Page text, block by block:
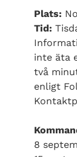
Plats:
Tid:
inte äta
två
enligt
8